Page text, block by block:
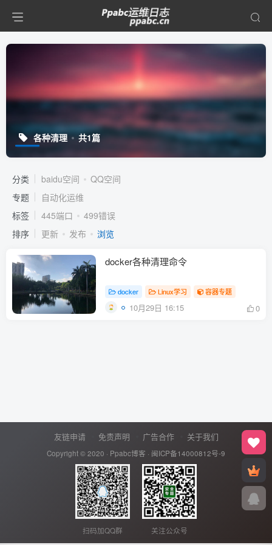
各种清理 共1篇
分类 baidu空间
QQ空间
专题
自动化运维
标签
445端口
499错误
排序
更新 发布 浏览
docker各种清理命令
docker Linux学习 容器专题
10月29日 16:15 0
友链申请 免责声明 广告合作 关于我们
Copyright © 2020 · Ppabc博客 · 闽ICP备14000812号-9
扫码加QQ群 关注公众号